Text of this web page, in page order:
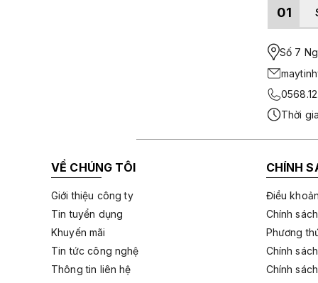
01
Số 7
Thời
VỀ CHÚNG TÔI
Giới thiệu công ty
Tin tuyển dụng
Khuyến mãi
Tin tức công nghệ
Thông tin liên hệ
CHÍNH
Điều
Chính
Phương
Chính
Chính